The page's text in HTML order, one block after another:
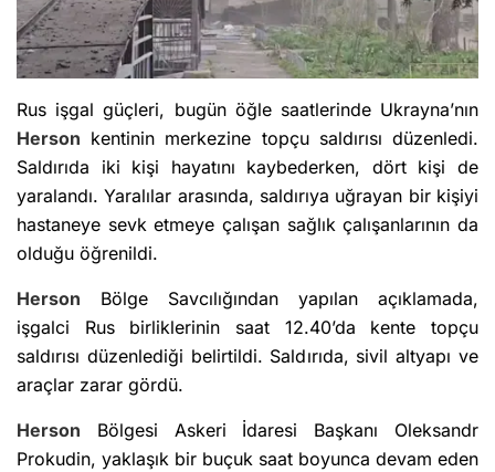
Rus işgal güçleri, bugün öğle saatlerinde Ukrayna’nın
Herson kentinin merkezine topçu saldırısı düzenledi.
Saldırıda iki kişi hayatını kaybederken, dört kişi de
yaralandı. Yaralılar arasında, saldırıya uğrayan bir kişiyi
hastaneye sevk etmeye çalışan sağlık çalışanlarının da
olduğu öğrenildi.
Herson Bölge Savcılığından yapılan açıklamada,
işgalci Rus birliklerinin saat 12.40’da kente topçu
saldırısı düzenlediği belirtildi. Saldırıda, sivil altyapı ve
araçlar zarar gördü.
Herson Bölgesi Askeri İdaresi Başkanı Oleksandr
Prokudin, yaklaşık bir buçuk saat boyunca devam eden